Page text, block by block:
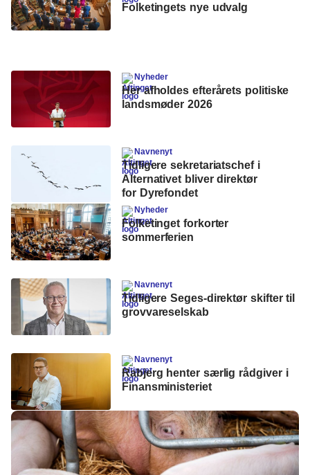
Folketingets nye udvalg
Nyheder
Her afholdes efterårets politiske
landsmøder 2026
Navnenyt
Tidligere sekretariatschef i
Alternativet bliver direktør
for Dyrefondet
Nyheder
Folketinget forkorter
sommerferien
Navnenyt
Tidligere Seges-direktør skifter til
grovvareselskab
Navnenyt
Rabjerg henter særlig rådgiver i
Finansministeriet